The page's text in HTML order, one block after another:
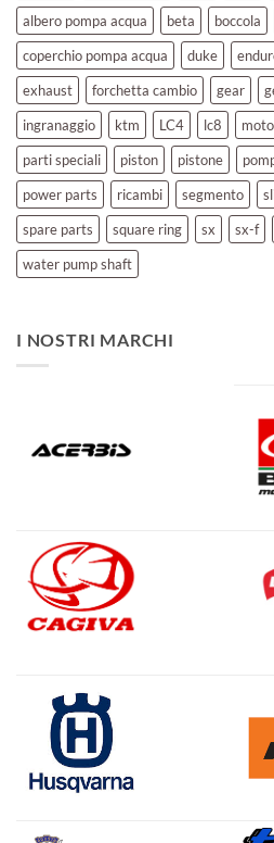
albero pompa acqua
beta boccola
coperchio pompa acqua
duke
exhaust
forchetta cambio gear
ingranaggio
ktm LC4 lc8
parti speciali
piston pistone
power parts
ricambi segmento
spare parts
square ring sx sx-f
water pump shaft
I NOSTRI MARCHI